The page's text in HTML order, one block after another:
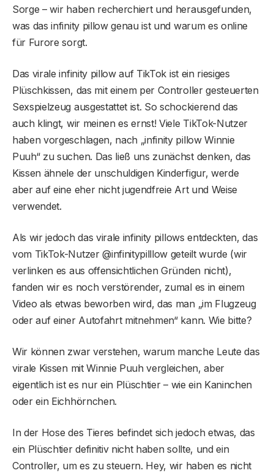
Sorge – wir haben recherchiert und herausgefunden,
was das infinity pillow genau ist und warum es online
für Furore sorgt.
Das virale infinity pillow auf TikTok ist ein riesiges
Plüschkissen, das mit einem per Controller gesteuerten
Sexspielzeug ausgestattet ist. So schockierend das
auch klingt, wir meinen es ernst! Viele TikTok-Nutzer
haben vorgeschlagen, nach „infinity pillow Winnie
Puuh“ zu suchen. Das ließ uns zunächst denken, das
Kissen ähnele der unschuldigen Kinderfigur, werde
aber auf eine eher nicht jugendfreie Art und Weise
verwendet.
Als wir jedoch das virale infinity pillows entdeckten, das
vom TikTok-Nutzer @infinitypilllow geteilt wurde (wir
verlinken es aus offensichtlichen Gründen nicht),
fanden wir es noch verstörender, zumal es in einem
Video als etwas beworben wird, das man „im Flugzeug
oder auf einer Autofahrt mitnehmen“ kann. Wie bitte?
Wir können zwar verstehen, warum manche Leute das
virale Kissen mit Winnie Puuh vergleichen, aber
eigentlich ist es nur ein Plüschtier – wie ein Kaninchen
oder ein Eichhörnchen.
In der Hose des Tieres befindet sich jedoch etwas, das
ein Plüschtier definitiv nicht haben sollte, und ein
Controller, um es zu steuern. Hey, wir haben es nicht